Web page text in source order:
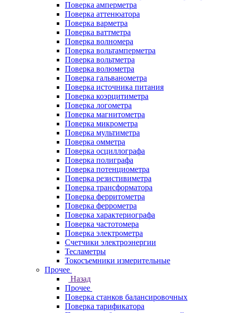
Поверка амперметра
Поверка аттенюатора
Поверка варметра
Поверка ваттметра
Поверка волномера
Поверка вольтамперметра
Поверка вольтметра
Поверка волюметра
Поверка гальванометра
Поверка источника питания
Поверка коэрцитиметра
Поверка логометра
Поверка магнитометра
Поверка микрометра
Поверка мультиметра
Поверка омметра
Поверка осциллографа
Поверка полиграфа
Поверка потенциометра
Поверка резистивиметра
Поверка трансформатора
Поверка ферритометра
Поверка феррометра
Поверка характериографа
Поверка частотомера
Поверка электрометра
Счетчики электроэнергии
Тесламетры
Токосъемники измерительные
Прочее
Назад
Прочее
Поверка станков балансировочных
Поверка тарификатора